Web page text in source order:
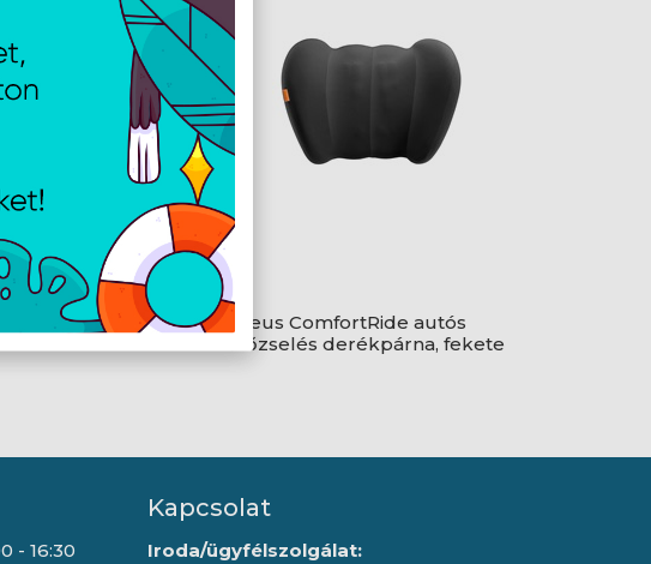
szemüvegtartó
Baseus ComfortRide autós
hűtőzselés derékpárna, fekete
- 16:30
Kapcsolat
Iroda/ügyfélszolgálat: